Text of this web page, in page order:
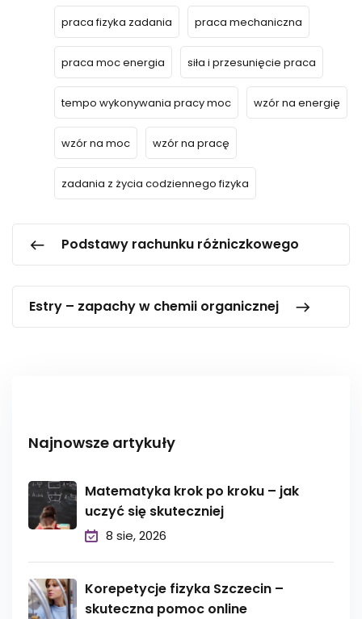
praca fizyka zadania praca mechaniczna
praca moc energia siła i przesunięcie praca
tempo wykonywania pracy moc wzór na energię
wzór na moc wzór na pracę
zadania z życia codziennego fizyka
Podstawy rachunku różniczkowego
Estry – zapachy w chemii organicznej
Najnowsze artykuły
Matematyka krok po kroku – jak
uczyć się skuteczniej
8 sie, 2026
Korepetycje fizyka Szczecin –
skuteczna pomoc online